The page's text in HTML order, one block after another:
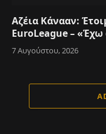
Αζέια Κάνααν:
EuroLeague –
7 Αυγούστου, 2026